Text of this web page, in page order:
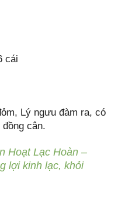
cái
Lý ngưu đàm ra, có
cân.
Hoạt Lạc Hoàn –
lợi kinh lạc, khỏi